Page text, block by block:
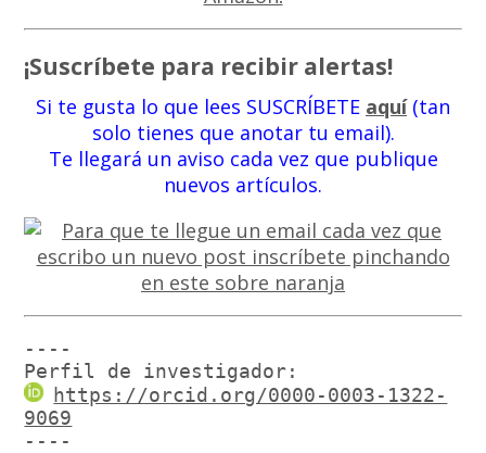
¡Suscríbete para recibir alertas!
Si te gusta lo que lees SUSCRÍBETE aquí(tan
solo tienes que anotar tu email).
Te llegará un aviso cada vez que publique
nuevos artículos.
----
Perfil de investigador:
https://orcid.org/0000-0003-1322-
9069
----